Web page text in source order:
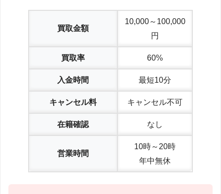
買取金額
10,000～100,000
円
買取率 60%
入金時間 最短10分
キャンセル料 キャンセル不可
在籍確認 なし
営業時間
10時～20時
年中無休